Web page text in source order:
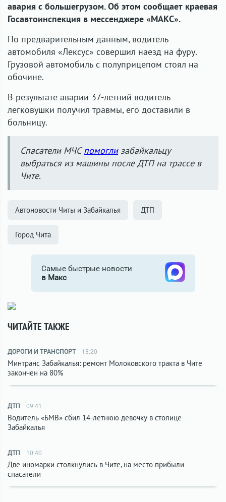
авария с большегрузом. Об этом сообщает краевая
Госавтоинспекция в мессенджере «МАКС».
По предварительным данным, водитель
автомобиля «Лексус» совершил наезд на фуру.
Грузовой автомобиль с полуприцепом стоял на
обочине.
В результате аварии 37-летний водитель
легковушки получил травмы, его доставили в
больницу.
Спасатели МЧСпомоглизабайкальцу
выбраться из машины после ДТП на трассе в
Чите.
Автоновости Читы и Забайкалья ДТП
Город Чита
Самые быстрые новости
в Макс
ЧИТАЙТЕ ТАКЖЕ
ДОРОГИ И ТРАНСПОРТ 13:20
Минтранс Забайкалья: ремонт Молоковского тракта в Чите
закончен на 80%
ДТП 09:41
Водитель «БМВ» сбил 14-летнюю девочку в столице
Забайкалья
ДТП 10:40
Две иномарки столкнулись в Чите, на место прибыли
спасатели